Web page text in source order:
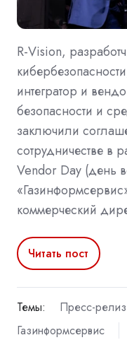
R-Vision,
интегратор и
безопасности и
заключили
сотрудничестве в
Vendor Day (день
коммерческий
Читать пост
Темы: Пресс-релиз
Газинформсервис